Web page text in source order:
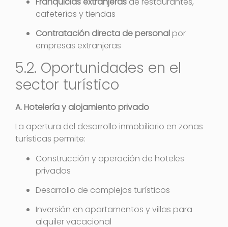
cafeterías y tiendas
Contratación directa de personal por
empresas extranjeras
5.2. Oportunidades en el
sector turístico
A. Hotelería y alojamiento privado
La apertura del desarrollo inmobiliario en zonas
turísticas permite:
Construcción y operación de hoteles
privados
Desarrollo de complejos turísticos
Inversión en apartamentos y villas para
alquiler vacacional